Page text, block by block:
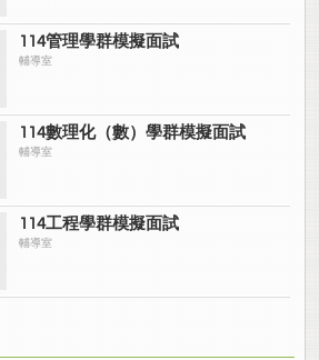
114管理學群模擬面試
輔導室
114數理化（數）學群模擬面試
輔導室
114工程學群模擬面試
輔導室